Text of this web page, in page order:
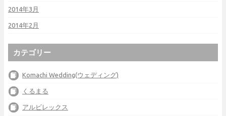
2014年3月
2014年2月
カテゴリー
Komachi Wedding(ウェディング)
くるまる
アルビレックス